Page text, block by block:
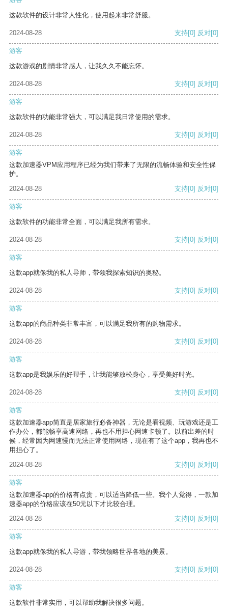
这款软件的设计非常人性化，使用起来非常舒服。
2024-08-28 支持[0] 反对[0]
游客
这款游戏的剧情非常感人，让我久久不能忘怀。
2024-08-28 支持[0] 反对[0]
游客
这款软件的功能非常强大，可以满足我日常使用的需求。
2024-08-28 支持[0] 反对[0]
游客
这款加速器VPM应用程序已经为我们带来了无限的流畅体验和安全性保
护。
2024-08-28
支持[0] 反对[0]
游客
这款软件的功能非常全面，可以满足我所有需求。
2024-08-28 支持[0] 反对[0]
游客
这款app就像我的私人导师，带领我探索知识的奥秘。
2024-08-28 支持[0] 反对[0]
游客
这款app的商品种类非常丰富，可以满足我所有的购物需求。
2024-08-28 支持[0] 反对[0]
游客
这款app是我娱乐的好帮手，让我能够放松身心，享受美好时光。
2024-08-28 支持[0] 反对[0]
游客
这款加速器app简直是居家旅行必备神器，无论是看视频、玩游戏还是工
作办公，都能畅享高速网络，再也不用担心网速卡顿了。以前出差的时
候，经常因为网速慢而无法正常使用网络，现在有了这个app，我再也不
用担心了。
2024-08-28
支持[0] 反对[0]
游客
这款加速器app的价格有点贵，可以适当降低一些。我个人觉得，一款加
速器app的价格应该在50元以下才比较合理。
2024-08-28
支持[0] 反对[0]
游客
这款app就像我的私人导游，带我领略世界各地的美景。
2024-08-28 支持[0] 反对[0]
游客
这款软件非常实用，可以帮助我解决很多问题。